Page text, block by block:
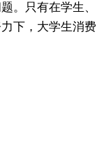
。只有在学生、
下，大学生消费